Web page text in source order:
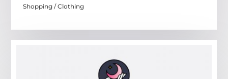
Shopping / Clothing